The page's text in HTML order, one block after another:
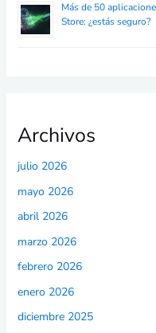
Más de 50
Store: ¿estás seguro?
Archivos
julio 2026
mayo 2026
abril 2026
marzo 2026
febrero 2026
enero 2026
diciembre 2025